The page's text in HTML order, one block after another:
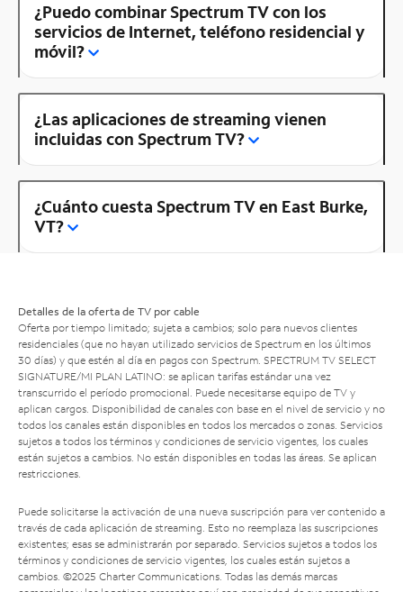
¿Puedo combinar Spectrum TV con los
servicios de Internet, teléfono residencial y
móvil?
¿Las aplicaciones de streaming vienen
incluidas con Spectrum TV?
¿Cuánto cuesta Spectrum TV en East Burke,
VT?
Detalles de la oferta de TV por cable
Oferta por tiempo limitado; sujeta a cambios; solo para nuevos clientes
residenciales (que no hayan utilizado servicios de Spectrum en los últimos
30 días) y que estén al día en pagos con Spectrum. SPECTRUM TV SELECT
SIGNATURE/MI PLAN LATINO: se aplican tarifas estándar una vez
transcurrido el período promocional. Puede necesitarse equipo de TV y
aplican cargos. Disponibilidad de canales con base en el nivel de servicio y no
todos los canales están disponibles en todos los mercados o zonas. Servicios
sujetos a todos los términos y condiciones de servicio vigentes, los cuales
están sujetos a cambios. No están disponibles en todas las áreas. Se aplican
restricciones.
Puede solicitarse la activación de una nueva suscripción para ver contenido a
través de cada aplicación de streaming. Esto no reemplaza las suscripciones
existentes; esas se administrarán por separado. Servicios sujetos a todos los
términos y condiciones de servicio vigentes, los cuales están sujetos a
cambios. ©2025 Charter Communications. Todas las demás marcas